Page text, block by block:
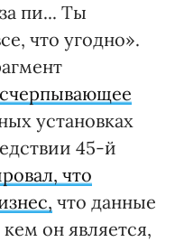
пи... Ты
что угодно».
установках
45-й
что
что данные
он является,